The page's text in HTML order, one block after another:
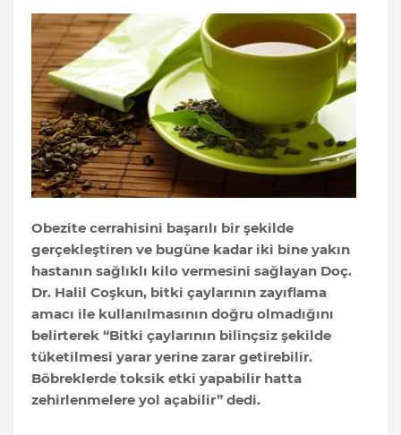
Obezite cerrahisini başarılı bir şekilde
gerçekleştiren ve bugüne kadar iki bine yakın
hastanın sağlıklı kilo vermesini sağlayan Doç.
Dr. Halil Coşkun, bitki çaylarının zayıflama
amacı ile kullanılmasının doğru olmadığını
belirterek “Bitki çaylarının bilinçsiz şekilde
tüketilmesi yarar yerine zarar getirebilir.
Böbreklerde toksik etki yapabilir hatta
zehirlenmelere yol açabilir” dedi.